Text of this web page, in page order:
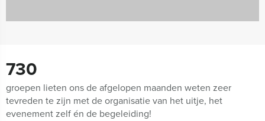
730
groepen lieten ons de afgelopen maanden weten zeer
tevreden te zijn met de organisatie van het uitje, het
evenement zelf én de begeleiding!